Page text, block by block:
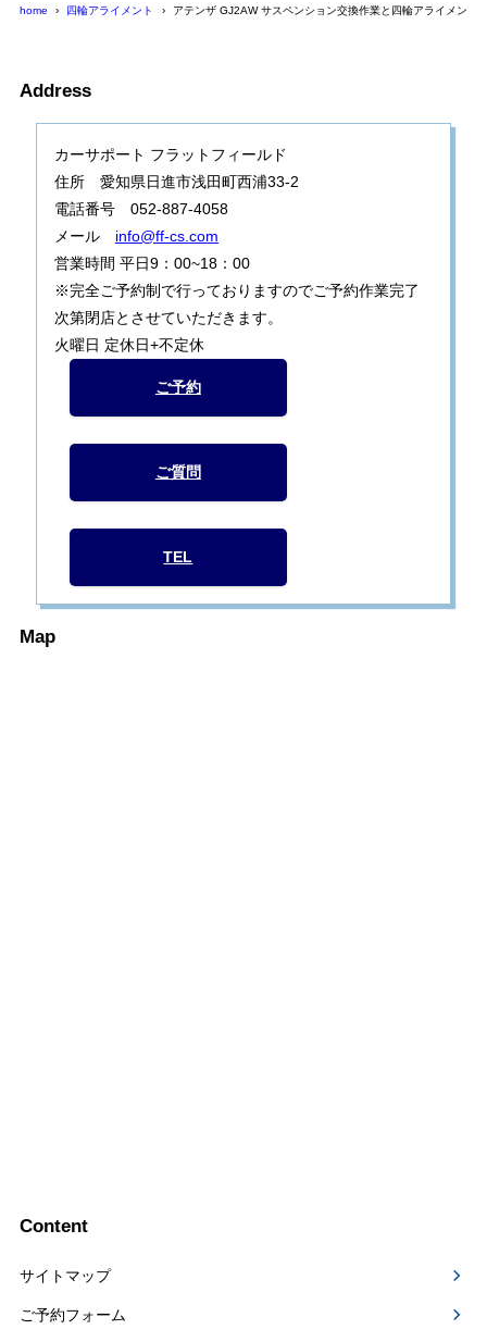
home 四輪アライメント アテンザ GJ2AW サスペンション交換作業と四輪アライメント
Address
カーサポート フラットフィールド
住所 愛知県日進市浅田町西浦33-2
電話番号 052-887-4058
メール info@ff-cs.com
営業時間 平日9：00~18：00
※完全ご予約制で行っておりますのでご予約作業完了
次第閉店とさせていただきます。
火曜日 定休日+不定休
ご予約
ご質問
TEL
Map
Content
サイトマップ
ご予約フォーム